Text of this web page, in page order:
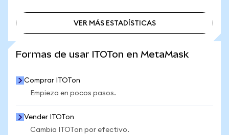
VER MÁS ESTADÍSTICAS
Formas de usar ITOTon en MetaMask
Comprar ITOTon
Empieza en pocos pasos.
Vender ITOTon
Cambia ITOTon por efectivo.